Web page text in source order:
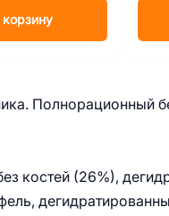
Полнорационный
костей (26%),
корзину